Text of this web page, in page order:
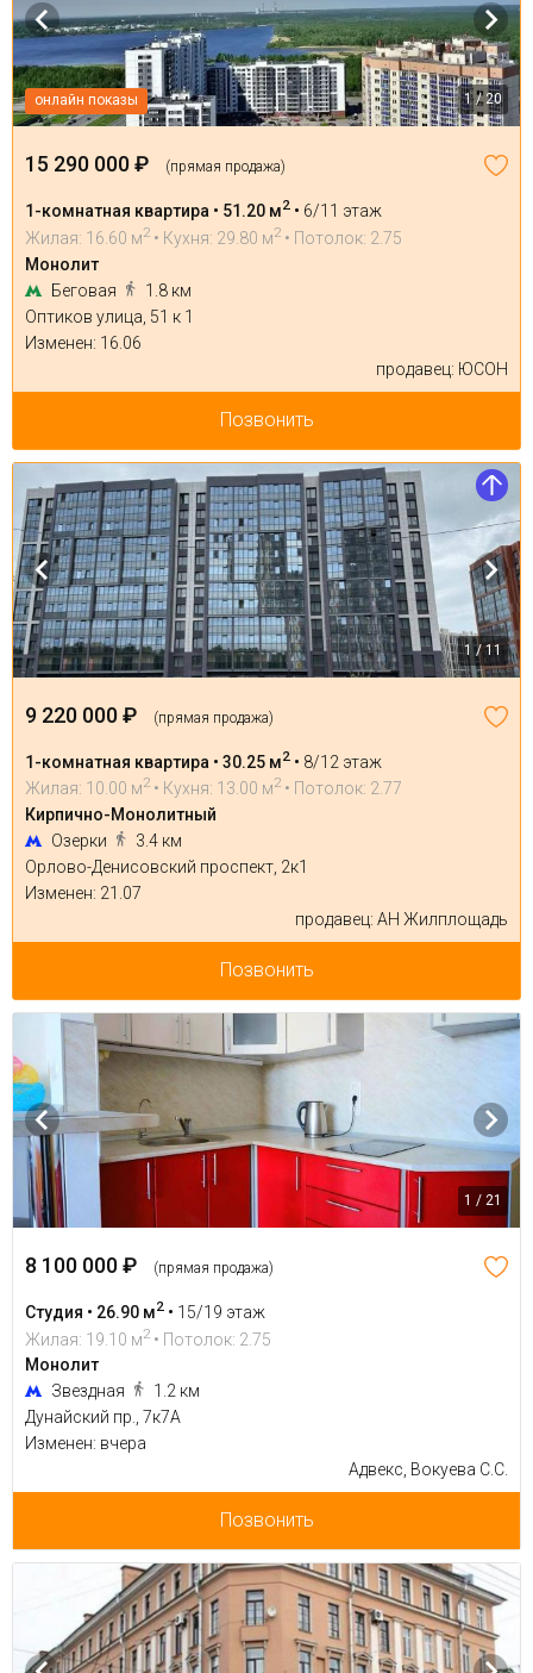
онлайн показы 1 / 20
15 290 000 ₽ (прямая продажа)
1-комнатная квартира • 51.20 м2 • 6/11 этаж
Жилая: 16.60 м2 • Кухня: 29.80 м2 • Потолок: 2.75
Монолит
Беговая
1.8 км
Оптиков улица, 51 к 1
Изменен: 16.06
продавец: ЮСОН
Позвонить
1 / 11
9 220 000 ₽ (прямая продажа)
1-комнатная квартира • 30.25 м2 • 8/12 этаж
Жилая: 10.00 м2 • Кухня: 13.00 м2 • Потолок: 2.77
Кирпично-Монолитный
Озерки
3.4 км
Орлово-Денисовский проспект, 2к1
Изменен: 21.07
продавец: АН Жилплощадь
Позвонить
1 / 21
8 100 000 ₽ (прямая продажа)
Студия • 26.90 м2 • 15/19 этаж
Жилая: 19.10 м2 • Потолок: 2.75
Монолит
Звездная
1.2 км
Дунайский пр., 7к7А
Изменен: вчера
Адвекс, Вокуева С.С.
Позвонить